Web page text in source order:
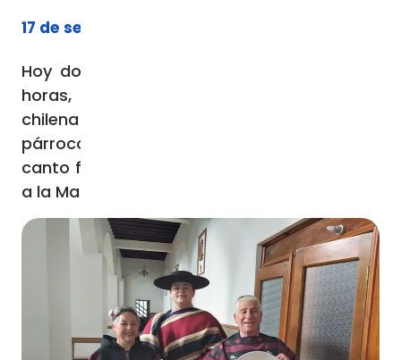
17 de septiembre de 2023
Hoy domingo 17 de septiembre, a las 11:30
horas, tuvimos una hermosa misa a la
chilena en Bulnes, presidida por nuestro
párroco, el padre Luis Rocha. Después del
canto final, hubo un pie de cuecas en honor
a la Madre Paria